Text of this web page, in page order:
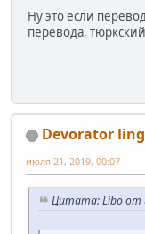
Ну это если
перевода,
Devorator
июля 21, 2019, 00:07
Цитата: Libo от